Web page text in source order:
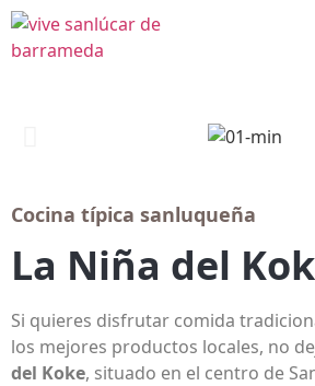
Cocina típica sanluqueña
La Niña del
Si quieres disfrutar comida
los mejores productos locales, no
del Koke, situado en el centro de